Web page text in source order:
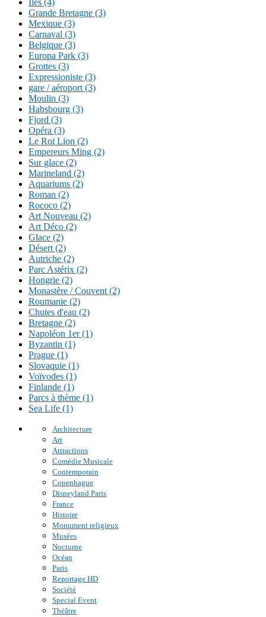
Îles (4)
Grande Bretagne (3)
Mexique (3)
Carnaval (3)
Belgique (3)
Europa Park (3)
Grottes (3)
Expressioniste (3)
gare / aéroport (3)
Moulin (3)
Habsbourg (3)
Fjord (3)
Opéra (3)
Le Roi Lion (2)
Empereurs Ming (2)
Sur glace (2)
Marineland (2)
Aquariums (2)
Roman (2)
Rococo (2)
Art Nouveau (2)
Art Déco (2)
Glace (2)
Désert (2)
Autriche (2)
Parc Astérix (2)
Hongrie (2)
Monastère / Couvent (2)
Roumanie (2)
Chutes d'eau (2)
Bretagne (2)
Napoléon 1er (1)
Byzantin (1)
Prague (1)
Slovaquie (1)
Voïvodes (1)
Finlande (1)
Parcs à thème (1)
Sea Life (1)
Architecture
Art
Attractions
Comédie Musicale
Contemporain
Copenhague
Disneyland Paris
France
Histoire
Monument religieux
Musées
Nocturne
Océan
Paris
Reportage HD
Société
Special Event
Théâtre